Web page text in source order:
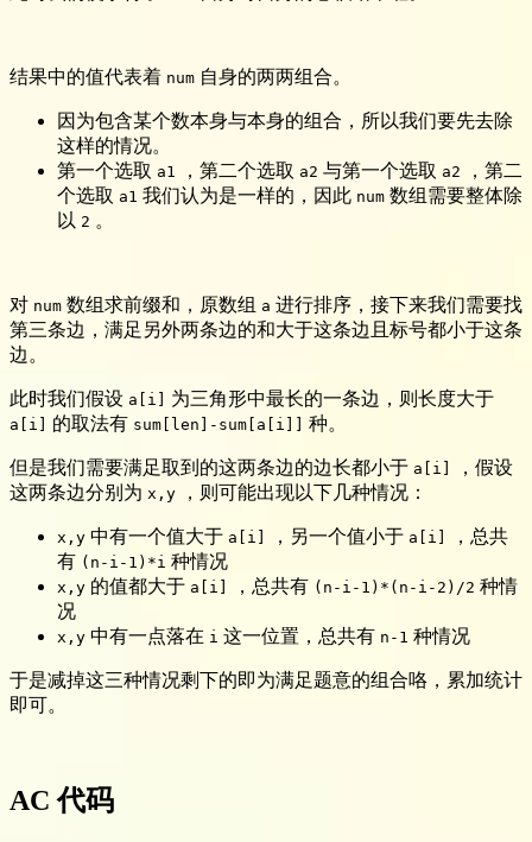
结果中的值代表着 num 自身的两两组合。
因为包含某个数本身与本身的组合，所以我们要先去除
这样的情况。
第一个选取 a1 ，第二个选取 a2 与第一个选取 a2
，第二
个选取 a1 我们认为是一样的，因此 num 数组需要整体除
以 2 。
对 num 数组求前缀和，原数组 a 进行排序，接下来我们需要找
第三条边，满足另外两条边的和大于这条边且标号都小于这条
边。
此时我们假设 a[i] 为三角形中最长的一条边，则长度大于
a[i] 的取法有 sum[len]-sum[a[i]] 种。
但是我们需要满足取到的这两条边的边长都小于 a[i]
，假设
这两条边分别为 x,y ，则可能出现以下几种情况：
x,y 中有一个值大于 a[i] ，另一个值小于 a[i]
，总共
有 (n-i-1)*i 种情况
x,y 的值都大于 a[i] ，总共有 (n-i-1)*(n-i-2)/2 种情
况
x,y 中有一点落在 i 这一位置，总共有 n-1 种情况
于是减掉这三种情况剩下的即为满足题意的组合咯，累加统计
即可。
AC 代码